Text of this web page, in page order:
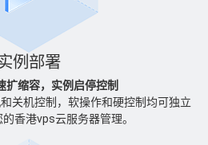
例部署
扩缩容，实例启停控制
关机控制，软操作和硬控制均可独立
香港vps云服务器管理。